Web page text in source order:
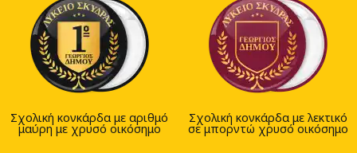
Σχολική κονκάρδα με αριθμό
μαύρη με χρυσό οικόσημο
Σχολική κονκάρδα με λεκτικό
σε μπορντώ χρυσό οικόσημο